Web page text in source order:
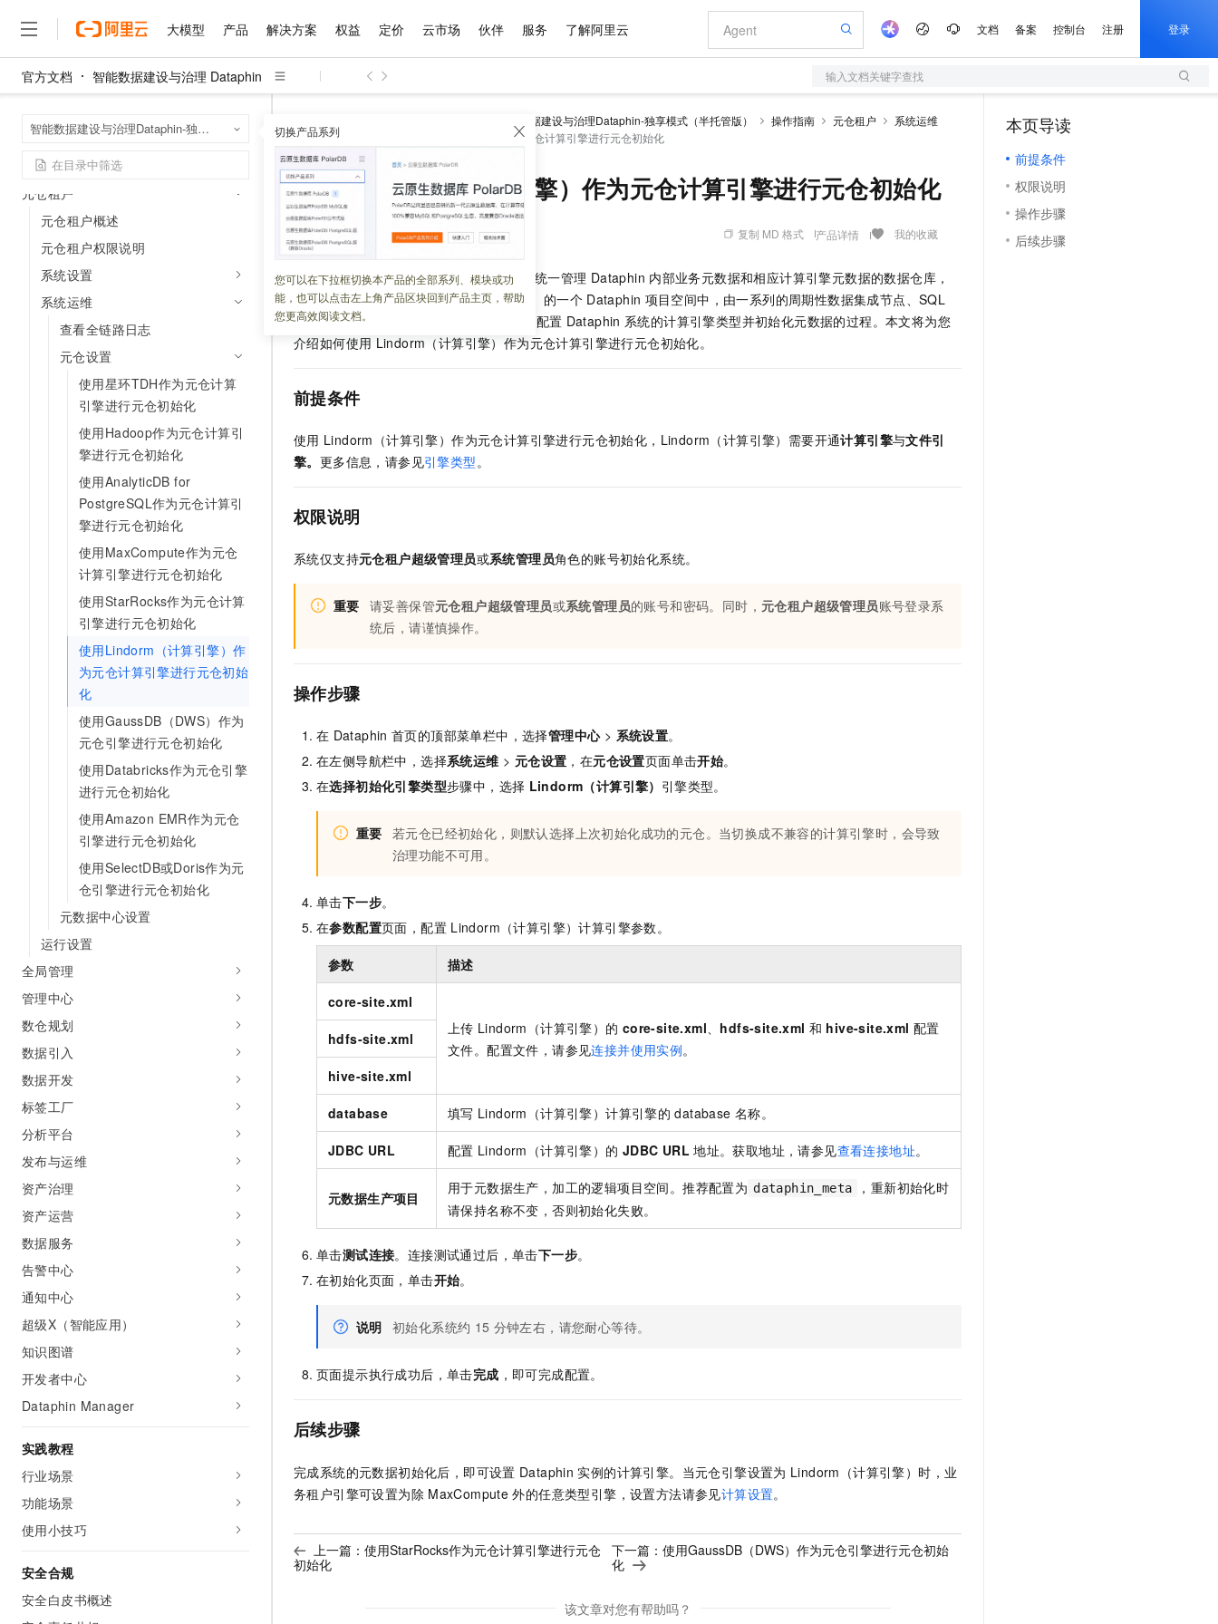
大模型 产品 解决方案 权益 定价 云市场 伙伴 服务 了解阿里云 文档 备案 控制台 注册 登录
官方文档 智能数据建设与治理 Dataphin 输入文档关键字查找
智能数据建设与治理Dataphin-独享模式（半托管版） 切换产品系列
您可以在下拉框切换本产品的全部系列、模块或功
能，也可以点击左上角产品区块回到产品主页，帮助
您更高效阅读文档。
快速入门
离线数仓构建流程
实时研发基本流程
五分钟快速了解Dataphin
Dataphin亮点功能早知道
操作指南
元仓租户
元仓租户概述
元仓租户权限说明
系统设置
系统运维
查看全链路日志
元仓设置
使用星环TDH作为元仓计算
引擎进行元仓初始化
使用Hadoop作为元仓计算引
擎进行元仓初始化
使用AnalyticDB for
PostgreSQL作为元仓计算引
擎进行元仓初始化
使用MaxCompute作为元仓
计算引擎进行元仓初始化
使用StarRocks作为元仓计算
引擎进行元仓初始化
使用Lindorm（计算引擎）作
为元仓计算引擎进行元仓初始
化
使用GaussDB（DWS）作为
元仓引擎进行元仓初始化
使用Databricks作为元仓引擎
进行元仓初始化
使用Amazon EMR作为元仓
引擎进行元仓初始化
使用SelectDB或Doris作为元
仓引擎进行元仓初始化
元数据中心设置
运行设置
全局管理
管理中心
数仓规划
数据引入
数据开发
标签工厂
分析平台
发布与运维
资产治理
资产运营
数据服务
告警中心
通知中心
超级X（智能应用）
知识图谱
开发者中心
Dataphin Manager
实践教程
行业场景
功能场景
使用小技巧
安全合规
安全白皮书概述
智能数据建设与治理Dataphin-独享模式（半托管版） 操作指南 元仓租户
系统运维
元仓设置
使用Lindorm（计算引擎）作为元仓计算引擎进行元仓初始化
使用Lindorm（计算引擎）作为元仓计算引擎进行元仓初始化
更新时间：2026-03-31 10:15:21 复制 MD 格式 产品详情 我的收藏
Dataphin 元数据仓库（简称：元仓），是统一管理 Dataphin 内部业务元数据和相应计算引擎元数据的数据仓库，
存在于 Dataphin 元仓租户中（OPS 租户）的一个 Dataphin 项目空间中，由一系列的周期性数据集成节点、SQL
脚本节点、Shell
节点组成。元仓初始化即配置 Dataphin 系统的计算引擎类型并初始化元数据的过程。本文将为您
介绍如何使用 Lindorm（计算引擎）作为元仓计算引擎进行元仓初始化。
前提条件
使用 Lindorm（计算引擎）作为元仓计算引擎进行元仓初始化，Lindorm（计算引擎）需要开通计算引擎与文件引
擎。 更多信息，请参见引擎类型。
权限说明
系统仅支持元仓租户超级管理员或系统管理员角色的账号初始化系统。
重要 请妥善保管元仓租户超级管理员或系统管理员的账号和密码。同时， 元仓租户超级管理员账号登录系
统后，请谨慎操作。
操作步骤
在 Dataphin 首页的顶部菜单栏中，选择管理中心> 系统设置。
在左侧导航栏中，选择系统运维 > 元仓设置 ，在元仓设置页面单击开始。
在选择初始化引擎类型步骤中，选择 Lindorm（计算引擎） 引擎类型。
重要 若元仓已经初始化，则默认选择上次初始化成功的元仓。当切换成不兼容的计算引擎时，会导致
治理功能不可用。
单击下一步。
在参数配置页面，配置 Lindorm（计算引擎）计算引擎参数。
参数 描述
core-site.xml
上传 Lindorm（计算引擎）的 core-site.xml、 hdfs-site.xml 和 hive-site.xml 配置
文件。配置文件，请参见连接并使用实例。
hdfs-site.xml
hive-site.xml
database 填写 Lindorm（计算引擎）计算引擎的 database 名称。
JDBC URL 配置 Lindorm（计算引擎）的 JDBC URL 地址。获取地址，请参见查看连接地址。
元数据生产项目
用于元数据生产，加工的逻辑项目空间。推荐配置为 dataphin_meta
，重新初始化时
请保持名称不变，否则初始化失败。
单击测试连接。连接测试通过后，单击下一步。
在初始化页面，单击开始。
说明 初始化系统约 15 分钟左右，请您耐心等待。
页面提示执行成功后，单击完成 ，即可完成配置。
后续步骤
完成系统的元数据初始化后，即可设置 Dataphin 实例的计算引擎。 当元仓引擎设置为 Lindorm（计算引擎）时，业
务租户引擎可设置为除 MaxCompute 外的任意类型引擎， 设置方法请参见计算设置。
上一篇： 使用StarRocks作为元仓计算引擎进行元仓
初始化
下一篇：使用GaussDB（DWS）作为元仓引擎进行元仓初始
化
该文章对您有帮助吗？
本页导读
前提条件
权限说明
操作步骤
后续步骤
大模型
大模型服务平台百炼
大模型
文本生成
Qwen3.8-Max HOT
智能体时代全能旗舰模型
Qwen3.7-Plus
Qwen3-VL-Plus
Kimi-K3 NEW
Kimi 最新旗舰模型，长程编程与推理利器
Deepseek-v4-pro
图片和视频生成
HappyHorse-1.1-T2V
让文字生成流畅细腻的高质量视频
语音识别与合成
千问AI平台-Token Plan
千问AI平台-模型体验
在线体验全尺寸、多种模态的模型效果
Happy 系列大模型
灵活可视化地构建企业级 Agent 企业级人与Agent协作平台，接入和调度多个数字员工
大模型解决方案
快速部署 Dify，高效搭建 AI 应用
依托云原生高可用架构,实现Dify私有化部署
10 分钟在聊天系统中增加一个 AI 助手
在企业官网、通讯软件中为客户提供 AI 客服
10分钟微调：让0.6B模型媲美235B模型
用1%尺寸在特定领域达到大模型90%以上效果
多种方案随心选，轻松解锁专属 DeepSeek 通过自然语言交互简化开发流程,全栈开发支持
产品
精选产品
人工智能与机器学习
计算
容器
存储
网络与CDN
中间件
数据库
大数据计算
媒体服务
企业服务与云通信
域名与网站
终端用户计算
Serverless
迁移与运维管理
专有云
精选产品
大模型服务平台百炼
大模型服务与应用平台
千问大模型
多元化、高性能、安全可靠的大模型服务
无影云电脑
随时随地安全接入的云上超级电脑
云解析DNS
域名与网站
对象存储 OSS
一站式AI开发、训练和推理服务
Qoder CN
基于千问大模型等，支持代码智能生成、研发智能问答
云数据库 RDS
面向真实软件的智能体编程平台
云原生数据库 PolarDB
100%兼容MySQL、PostgreSQL，兼容Oracle，支持集中和分布式
轻量应用服务器
数字证书管理服务（原SSL证书）
实现全站HTTPS，呈现可信的WEB访问
短信服务
解决方案
精选解决方案
AI
互联网应用开发
大数据
现代化应用
可观测
上云与迁云
企业出海
政企业务
精选解决方案
千问办公，解锁你的工作新方式
企业级Agent产品，直接交付可用成果
Agency Agents：拥有专属领域专家
多领域专家智能体,一键组建 AI 虚拟交付团队
HappyHorse 打造一站式影视创作平台
快速拥有专属 OpenClaw
睿译宝，AI翻译排版一步到位
GLM-5.2：长任务时代开源旗舰模型
自主进化，持久记忆，越用越聪明
Claude Code + GStack 打造工程团队
安装技能 GStack，拥有专属 AI 工程团队
即刻拥有 DeepSeek-V4-Pro
从聊天伙伴进化为能主动干活的本地数字员工
低代码高效构建企业门户网站
以可视化方式快速构建移动和 PC 门户网站
一句话生成原生可编辑精美 PPT 文稿
输入一句话想法, 轻松生成专业的 PPT
一键部署幻兽帕鲁游戏服务器
一键购买专属联机服务器，轻松开启游戏
漫剧工坊：一站式动画创作平台
权益 普惠上云
普惠上云 官方力荐
云服务器38元/年起，超值低价云产品抢先购
官方推荐返现计划
推荐新用户得奖励，单订单最高返9万
云工开物
高校专属算力普惠，学生认证享300元代金券
免费试用
1亿+ 大模型 tokens 和 30+ 款产品免费体验
助力企业全员 AI 认知与能力提升
AI 特惠
智启 AI 普惠权益
阿里云 OPC 创新助力计划
至高百万元 Token 补贴，加速一人公司成长
Qwen3.8-Max 首发尝鲜，限时加量 10 倍，夜间低至2折
千问办公，限时限量积分加倍 NEW
你的AI工作搭子，覆盖日常办公高频场景
夜间 5 折，Qwen/Meoo/TokenPlan 客户专享
AI 场景体验
AI 电商营销
图文、视频一站生成，高效打造优质广告素材
AI 建站
0 代码专业建站，无忧落地极速上线
AI智能应用，一键激活高效办公新体验
AI 活动
AI 生产力先锋
先锋实践拓展 AI 生产力的边界
飞天发布时刻
所见，即是所愿
AI 实训营
定价 产品定价
了解云产品的定价详情
云上成本管理
管理和优化成本
价格计算器
自助选配和估算价格
价格优势
推动算力普惠，释放技术红利
配置报价器
一站式生成采购清单，支持单品或批量购买
阿里云 OPC 创新助力计划
Token 补贴，五大权
益加速 OPC 成功
云市场 精选商城
网站建设
多端小程序
Salesforce 国际版订阅
友盟天域
观测云
Tuya 物联网平台阿里云版
蓝凌 OA
畅捷通
Tableau 订阅
AI空中课堂在线直播课堂（旗舰版）
生态解决方案
行业生态解决方案
开发者生态解决方案
AI 开发和 AI 应用解决方案
数据与 API
数据集
手机三要素
身份实名认证
短信
OCR 文字识别
发票查验
天气预报查询
财税管理
基础软件
宝塔 Linux
CentOS
Docker
JAVA
全能环境
Red Hat
专业服务
公司注册
伙伴 成为销售伙伴
分销伙伴
咨询伙伴
销售伙伴合作计划
Salesforce On Alibaba Cloud
Consulting Partner 合作计划
AI 大模型销售与服务生态合作计划
成为产品伙伴
产品生态集成认证中心
产品生态伙伴工作台
产品伙伴合作计划
云存储合作计划
数据库合作计划
云网络合作计划
Salesforce On Alibaba Cloud ISV 合作
计划
服务伙伴合作计划
Al MaaS 服务伙伴赋能合作
伙伴信用分合作计划
更多支持
服务 售前咨询
在线服务
售后服务
自助服务
工单服务
短信专区
企业增值服务
企业支持计划
企业增值服务台
服务实践
创新中心
阿里云认证
全部认证
训练营
官网公告
健康状态
开发者社区
镜像站
了解阿里云 为什么选择阿里云
什么是云计算
技术领先
稳定可靠
安全合规
分析师报告
研究报告与白皮书
天池大赛
AI 算法大赛
入门学习赛
最佳实践
云上春晚
云栖战略参考
云上的中国
看见新力量
金融模力时刻
客户案例
市场活动
云栖大会
活动全景
魔搭 ModelScope
魔搭 ModelScope
科研合作
加入我们
校园招聘